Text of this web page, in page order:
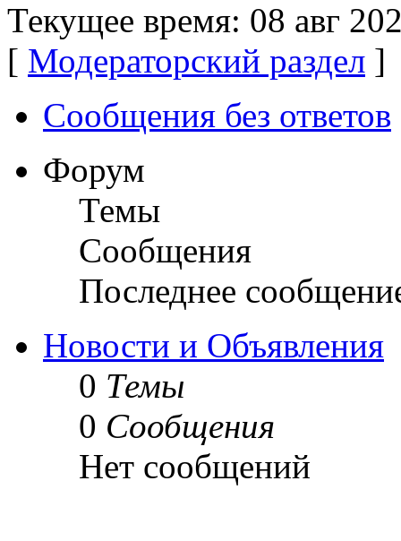
Текущее время: 08 авг
[ Модераторский раздел ]
Сообщения без ответов
Форум
Темы
Сообщения
Последнее
Новости и Объявления
0 Темы
0 Сообщения
Нет сообщений